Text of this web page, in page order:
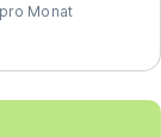
Monat